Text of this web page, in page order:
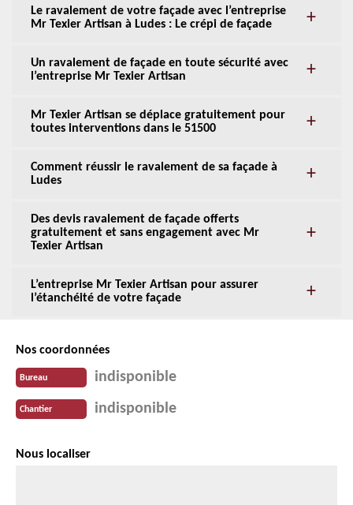
Le ravalement de votre façade avec l’entreprise
Mr Texier Artisan à Ludes : Le crépi de façade
Un ravalement de façade en toute sécurité avec
l’entreprise Mr Texier Artisan
Mr Texier Artisan se déplace gratuitement pour
toutes interventions dans le 51500
Comment réussir le ravalement de sa façade à
Ludes
Des devis ravalement de façade offerts
gratuitement et sans engagement avec Mr
Texier Artisan
L’entreprise Mr Texier Artisan pour assurer
l’étanchéité de votre façade
Nos coordonnées
Bureau indisponible
Chantier indisponible
Nous localiser